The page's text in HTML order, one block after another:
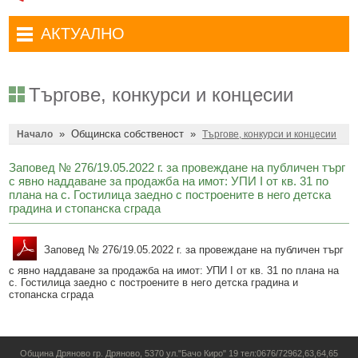
Достъп до информация
Антикорупция
Профил на купувача
Общ устройствен план
Устройство на територията
Общинско предприятие Чисто Дряново
Общинско предприятие Зелено Дряново
Общинска собственост
Култура
Туристически маршрути
Туристически информационен център
Съобщения
Търгове, конкурси и концесии
Начало »Общинска собственост »Търгове, конкурси и концесии
Заповед № 276/19.05.2022 г. за провеждане на публичeн търг
с явно наддаване за продажба на имот: УПИ I от кв. 31 по
плана на с. Гостилица заедно с построените в него детска
градина и стопанска сграда
Заповед № 276/19.05.2022 г. за провеждане на публичeн търг
с явно наддаване за продажба на имот: УПИ I от кв. 31 по плана на
с. Гостилица заедно с построените в него детска градина и
стопанска сграда
Комплексно административно обслужване
АКТУАЛНО
Въвеждане на еврото в България
Местни избори 2023 година
Общинска избирателна комисия мандат 2023-2027 г.
Преброяване 2021
COVID-19 (Коронавирус)
Приют за безстопанствени кучета
Красиво Дряново
Обяви и съобщения
Община Дряново гр. Дряново, 5370 ул."Бачо Киро" 19 тел:0676/72962,63,64,65